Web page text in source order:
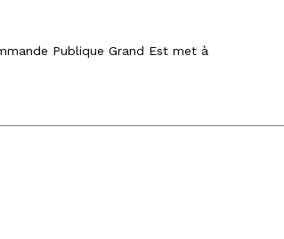
Publique Grand Est met à